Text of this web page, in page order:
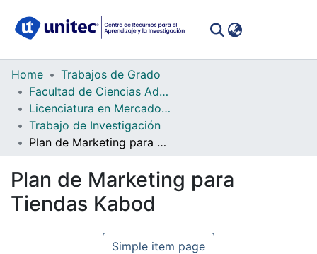
Communities
Collections
All of DSpace
Statistics
Home
Trabajos de Grado
Facultad de Ciencias Administrativas y Sociales
Licenciatura en Mercadotecnia
Trabajo de Investigación
Plan de Marketing para Tiendas Kabod
Plan de Marketing para
Tiendas Kabod
Simple item page